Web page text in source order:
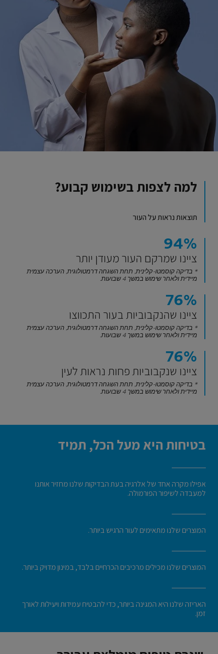
למה לצפות בשימוש קבוע?
תוצאות נראות על העור
94%
ציינו שמרקם העור מעודן יותר
* בדיקה קוסמטו-קלינית, תחת השגחה דרמטולוגית, הערכה עצמית
מיידית ולאחר שימוש במשך 4 שבועות.
76%
ציינו שהנקבוביות בעור התכווצו
* בדיקה קוסמטו-קלינית, תחת השגחה דרמטולוגית, הערכה עצמית
מיידית ולאחר שימוש במשך 4 שבועות.
76%
ציינו שנקבוביות פחות נראות לעין
* בדיקה קוסמטו-קלינית, תחת השגחה דרמטולוגית, הערכה עצמית
מיידית ולאחר שימוש במשך 4 שבועות.
בטיחות היא מעל הכל, תמיד
אפילו מקרה אחד של אלרגיה בעת הבדיקות שלנו מחזיר אותנו
למעבדה לשיפור הפורמולה.
המוצרים שלנו מתאימים לעור הרגיש ביותר.
המוצרים שלנו מכילים מרכיבים הכרחיים בלבד, במינון מדויק ביותר.
האריזה שלנו היא המגינה ביותר, כדי להבטיח עמידות ויעילות לאורך
זמן.